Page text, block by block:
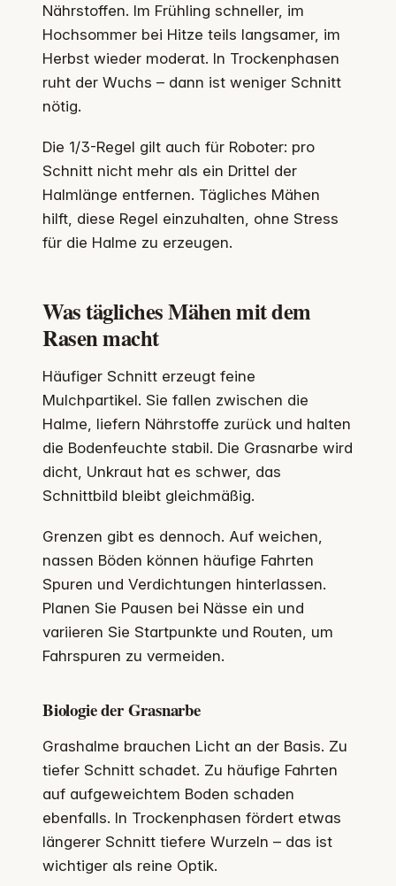
Nährstoffen. Im Frühling schneller, im
Hochsommer bei Hitze teils langsamer, im
Herbst wieder moderat. In Trockenphasen
ruht der Wuchs – dann ist weniger Schnitt
nötig.
Die 1/3-Regel gilt auch für Roboter: pro
Schnitt nicht mehr als ein Drittel der
Halmlänge entfernen. Tägliches Mähen
hilft, diese Regel einzuhalten, ohne Stress
für die Halme zu erzeugen.
Was tägliches Mähen mit dem
Rasen macht
Häufiger Schnitt erzeugt feine
Mulchpartikel. Sie fallen zwischen die
Halme, liefern Nährstoffe zurück und halten
die Bodenfeuchte stabil. Die Grasnarbe wird
dicht, Unkraut hat es schwer, das
Schnittbild bleibt gleichmäßig.
Grenzen gibt es dennoch. Auf weichen,
nassen Böden können häufige Fahrten
Spuren und Verdichtungen hinterlassen.
Planen Sie Pausen bei Nässe ein und
variieren Sie Startpunkte und Routen, um
Fahrspuren zu vermeiden.
Biologie der Grasnarbe
Grashalme brauchen Licht an der Basis. Zu
tiefer Schnitt schadet. Zu häufige Fahrten
auf aufgeweichtem Boden schaden
ebenfalls. In Trockenphasen fördert etwas
längerer Schnitt tiefere Wurzeln – das ist
wichtiger als reine Optik.